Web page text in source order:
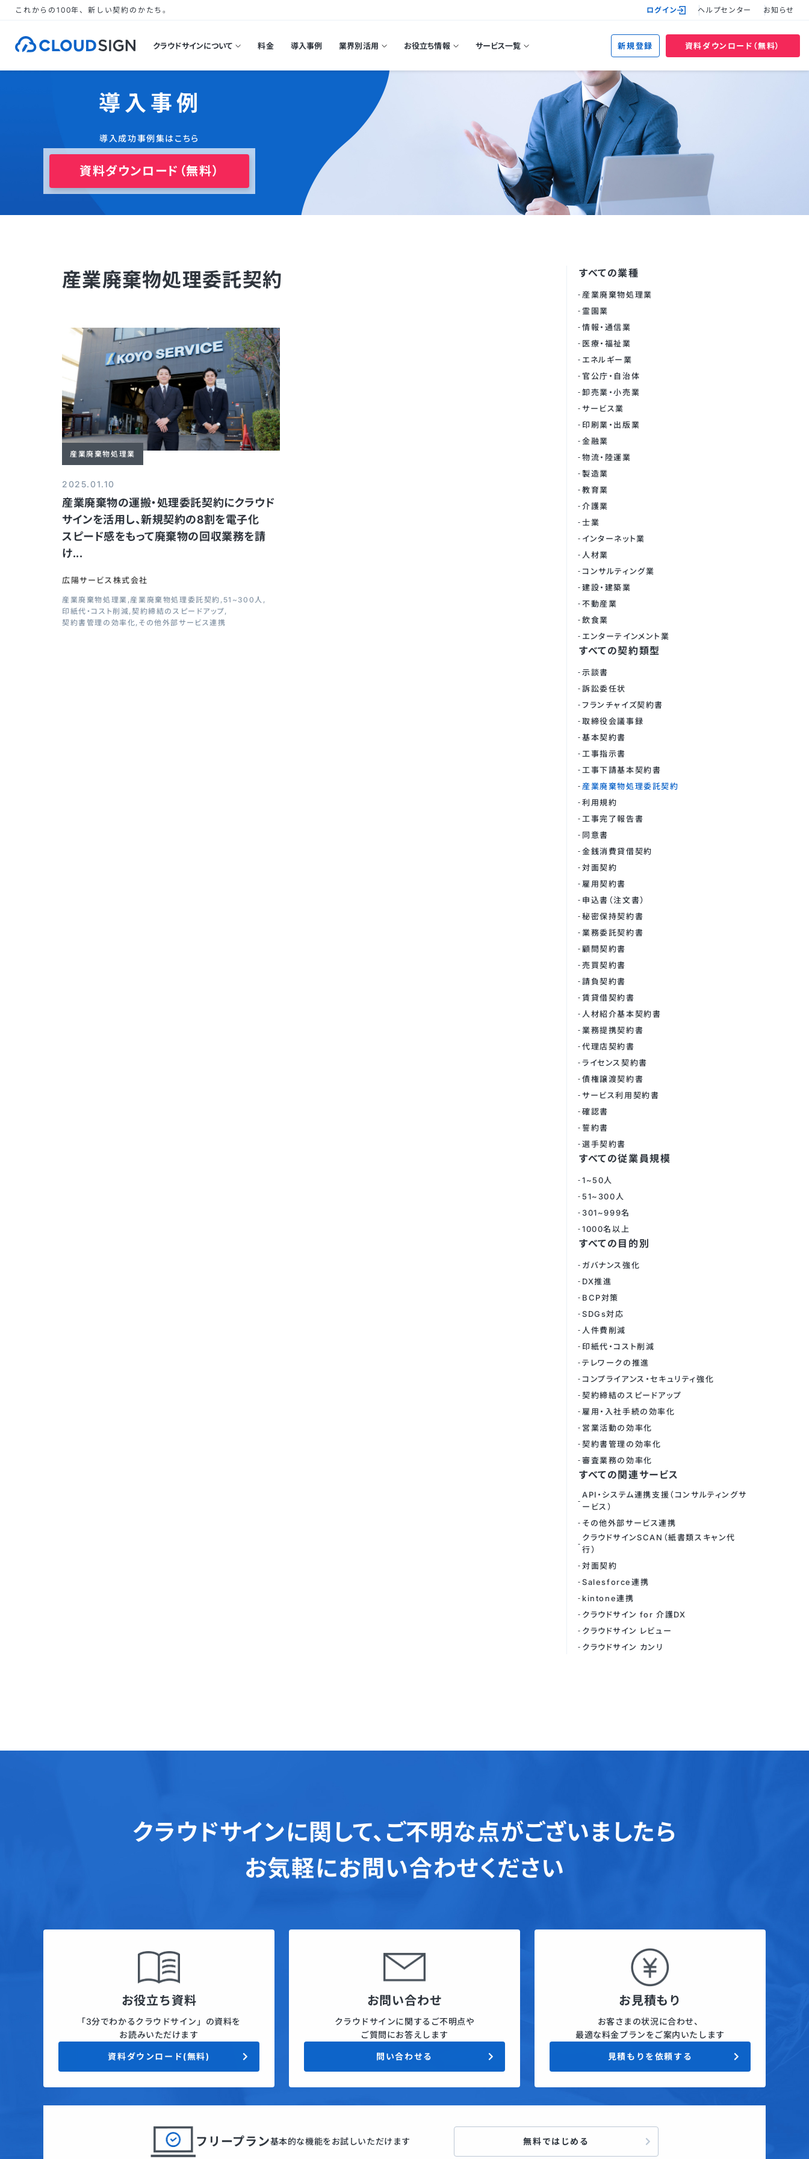
これからの100年、新しい契約のかたち。 ログイン ヘルプセンター お知らせ
クラウドサインについて 料金 導入事例 業界別活用 お役立ち情報 サービス一覧 新規登録 資料ダウンロード（無料）
導入事例
導入成功事例集はこちら
資料ダウンロード（無料）
産業廃棄物処理委託契約
産業廃棄物処理業
2025.01.10
産業廃棄物の運搬・処理委託契約にクラウド
サインを活用し、新規契約の8割を電子化
スピード感をもって廃棄物の回収業務を請
け...
広陽サービス株式会社
産業廃棄物処理業 産業廃棄物処理委託契約 51~300人
印紙代・コスト削減 契約締結のスピードアップ
契約書管理の効率化 その他外部サービス連携
すべての業種
産業廃棄物処理業
霊園業
情報・通信業
医療・福祉業
エネルギー業
官公庁・自治体
卸売業・小売業
サービス業
印刷業・出版業
金融業
物流・陸運業
製造業
教育業
介護業
士業
インターネット業
人材業
コンサルティング業
建設・建築業
不動産業
飲食業
エンターテインメント業
すべての契約類型
示談書
訴訟委任状
フランチャイズ契約書
取締役会議事録
基本契約書
工事指示書
工事下請基本契約書
産業廃棄物処理委託契約
利用規約
工事完了報告書
同意書
金銭消費貸借契約
対面契約
雇用契約書
申込書（注文書）
秘密保持契約書
業務委託契約書
顧問契約書
売買契約書
請負契約書
賃貸借契約書
人材紹介基本契約書
業務提携契約書
代理店契約書
ライセンス契約書
債権譲渡契約書
サービス利用契約書
確認書
誓約書
選手契約書
すべての従業員規模
1~50人
51~300人
301~999名
1000名以上
すべての目的別
ガバナンス強化
DX推進
BCP対策
SDGs対応
人件費削減
印紙代・コスト削減
テレワークの推進
コンプライアンス・セキュリティ強化
契約締結のスピードアップ
雇用・入社手続の効率化
営業活動の効率化
契約書管理の効率化
審査業務の効率化
すべての関連サービス
API・システム連携支援（コンサルティングサ
ービス）
その他外部サービス連携
クラウドサインSCAN（紙書類スキャン代
行）
対面契約
Salesforce連携
kintone連携
クラウドサイン for 介護DX
クラウドサイン レビュー
クラウドサイン カンリ
クラウドサインに関して、 ご不明な点がございましたら
お気軽にお問い合わせください
お役立ち資料
「3分でわかるクラウドサイン」の資料を
お読みいただけます
資料ダウンロード(無料)
お問い合わせ
クラウドサインに関するご不明点や
ご質問にお答えします
問い合わせる
お見積もり
お客さまの状況に合わせ、
最適な料金プランをご案内いたします
見積もりを依頼する
フリープラン基本的な機能をお試しいただけます 無料ではじめる